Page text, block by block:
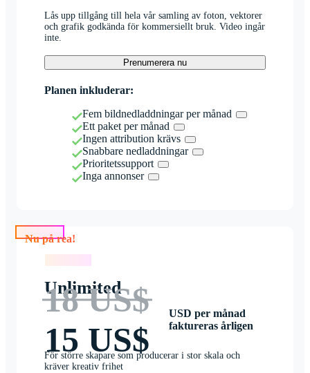
Lås upp tillgång till hela vår samling av foton, vektorer
och grafik godkända för kommersiellt bruk. Video ingår
inte.
Prenumerera nu
Planen inkluderar:
Fem bildnedladdningar per månad
Ett paket per månad
Ingen attribution krävs
Snabbare nedladdningar
Prioritetssupport
Inga annonser
Nu på rea!
Unlimited
18 US$
15 US$
USD per månad
faktureras årligen
För större skapare som producerar i stor skala och
kräver kreativ frihet